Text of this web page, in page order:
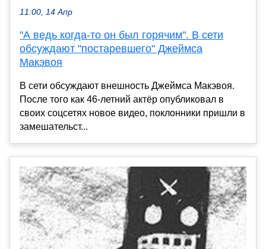
11:00, 14 Апр
"А ведь когда-то он был горячим". В сети
обсуждают "постаревшего" Джеймса
Макэвоя
В сети обсуждают внешность Джеймса Макэвоя.
После того как 46-летний актёр опубликовал в
своих соцсетях новое видео, поклонники пришли в
замешательст...